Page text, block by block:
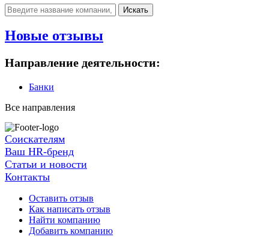
Искать
Новые отзывы
Направление деятельности:
Банки
Все направления
Соискателям
Ваш HR-бренд
Статьи и новости
Контакты
Оставить отзыв
Как написать отзыв
Найти компанию
Добавить компанию